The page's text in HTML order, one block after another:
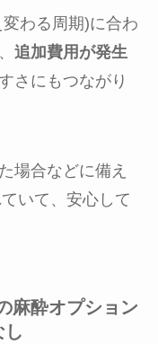
わる周期)に合わ
追加費用が発生
さにもつながり
場合などに備え
いて、安心して
麻酔オプション
し